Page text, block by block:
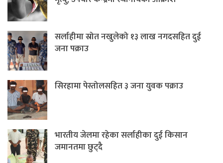
सर्लाहीमा स्रोत नखुलेको १३ लाख नगदसहित दुई
जना पक्राउ
सिरहामा पेस्तोलसहित ३ जना युवक पक्राउ
भारतीय जेलमा रहेका सर्लाहीका दुई किसान
जमानतमा छुट्दै